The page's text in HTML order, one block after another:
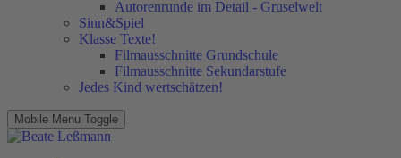
Autorenrunde im Detail - Gruselwelt
Sinn&Spiel
Klasse Texte!
Filmausschnitte Grundschule
Filmausschnitte Sekundarstufe
Jedes Kind wertschätzen!
Mobile Menu Toggle